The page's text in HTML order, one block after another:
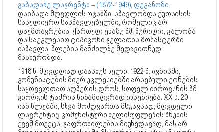
გაბადაძე ლავრენტი – (1872-1949), დეკანოზი.
დაიბადა მღვდლის ოჯახში. სწავლობდა ქუთაისის
სასულიერო სასწავლებელში, რომელიც არ
დაუმთავრებია. ქართულ ენაზე წმ. წერილი, გალობა
და საეკლესიო ტიპიკონი გელათის მონასტერში
ისწავლა. წლების მანძილზე მედავითნედ
მსახურობდა.
1918 წ. მღვდლად დაასხეს ხელი. 1922 წ. ივნისში,
კომუნისტების მიერ ეკლესიებში არსებული ქონების
საყოველთაო აღწერის დროს, სოფელ ძიროვანის წმ.
გიორგის ტაძრის წინამძღვრად იხსენიება. XX ს. 20-
იან წლებში, სხვა მოძღვართა მსგავსად, მღვდელი
ლავრენტიც კომუნისტური ხელისუფლების წნეხის
ქვეშ მოექცა. გაფრთხილების მიუხედავად, მას არ